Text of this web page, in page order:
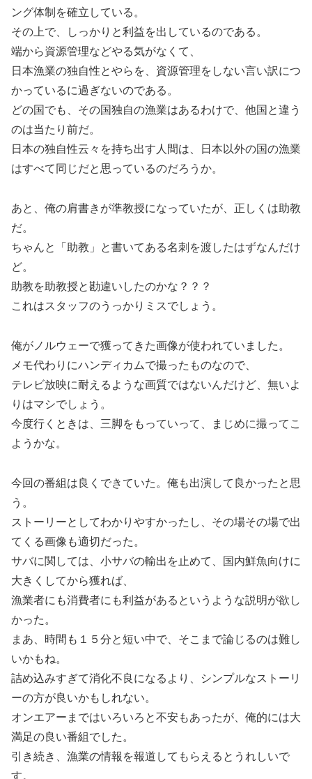
ング体制を確立している。
その上で、しっかりと利益を出しているのである。
端から資源管理などやる気がなくて、
日本漁業の独自性とやらを、資源管理をしない言い訳につ
かっているに過ぎないのである。
どの国でも、その国独自の漁業はあるわけで、他国と違う
のは当たり前だ。
日本の独自性云々を持ち出す人間は、日本以外の国の漁業
はすべて同じだと思っているのだろうか。
あと、俺の肩書きが準教授になっていたが、正しくは助教
だ。
ちゃんと「助教」と書いてある名刺を渡したはずなんだけ
ど。
助教を助教授と勘違いしたのかな？？？
これはスタッフのうっかりミスでしょう。
俺がノルウェーで獲ってきた画像が使われていました。
メモ代わりにハンディカムで撮ったものなので、
テレビ放映に耐えるような画質ではないんだけど、無いよ
りはマシでしょう。
今度行くときは、三脚をもっていって、まじめに撮ってこ
ようかな。
今回の番組は良くできていた。俺も出演して良かったと思
う。
ストーリーとしてわかりやすかったし、その場その場で出
てくる画像も適切だった。
サバに関しては、小サバの輸出を止めて、国内鮮魚向けに
大きくしてから獲れば、
漁業者にも消費者にも利益があるというような説明が欲し
かった。
まあ、時間も１５分と短い中で、そこまで論じるのは難し
いかもね。
詰め込みすぎて消化不良になるより、シンプルなストーリ
ーの方が良いかもしれない。
オンエアーまではいろいろと不安もあったが、俺的には大
満足の良い番組でした。
引き続き、漁業の情報を報道してもらえるとうれしいで
す。